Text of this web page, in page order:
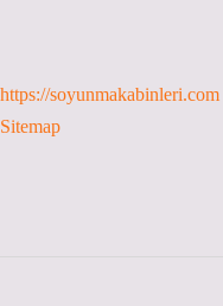
https://soyunmakabinleri.com
Sitemap